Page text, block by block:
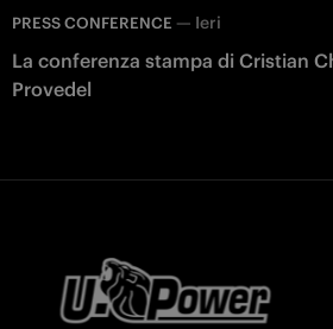
PRESS CONFERENCE — Ieri
La conferenza stampa di Cristian
Provedel